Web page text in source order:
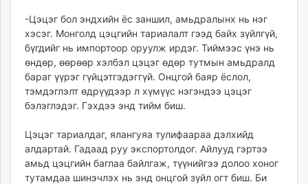
-Цэцэг бол эндхийн ёс заншил, амьдралынх нь нэг
хэсэг. Монголд цэцгийн тариалалт гээд байх зүйлгүй,
бүгдийг нь импортоор оруулж ирдэг. Тиймээс үнэ нь
өндөр, өөрөөр хэлбэл цэцэг өдөр тутмын амьдралд
бараг үүрэг гүйцэтгэдэггүй. Онцгой баяр ёслол,
тэмдэглэлт өдрүүдээр л хүмүүс нэгэндээ цэцэг
бэлэглэдэг. Гэхдээ энд тийм биш.
Цэцэг тариалдаг, ялангуяа тулифаараа дэлхийд
алдартай. Гадаад руу экспортолдог. Айлууд гэртээ
амьд цэцгийн баглаа байлгаж, түүнийгээ долоо хоног
тутамдаа шинэчлэх нь энд онцгой зүйл огт биш. Би